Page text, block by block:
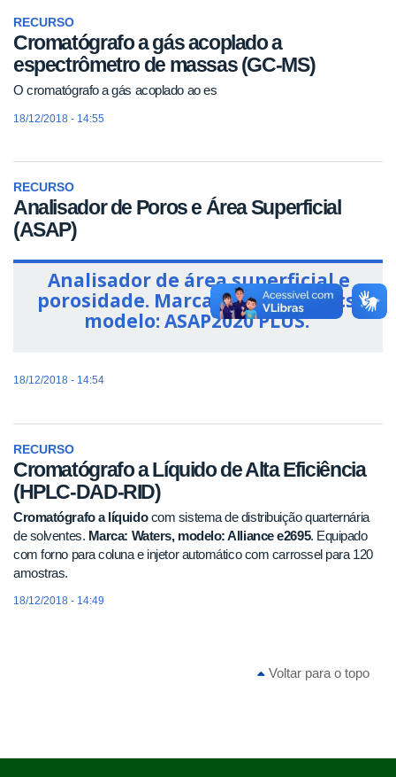
RECURSO
Cromatógrafo a gás acoplado a
espectrômetro de massas (GC-MS)
O cromatógrafo a gás acoplado ao es
18/12/2018 - 14:55
RECURSO
Analisador de Poros e Área Superficial
(ASAP)
Analisador de área superficial e
porosidade. Marca: Micromeritics,
modelo: ASAP2020 PLUS.
18/12/2018 - 14:54
RECURSO
Cromatógrafo a Líquido de Alta Eficiência
(HPLC-DAD-RID)
Cromatógrafo a líquidocom sistema de distribuição quarternária
de solventes. Marca: Waters, modelo: Alliance e2695. Equipado
com forno para coluna e injetor automático com carrossel para 120
amostras.
18/12/2018 - 14:49
Voltar para o topo